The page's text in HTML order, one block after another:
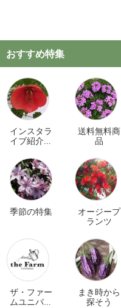
おすすめ特集
インスタラ
イブ紹介商
送料無料商
品
季節の特集
オージープ
ランツ
ザ・ファー
ムユニバー
まき時から
探そう